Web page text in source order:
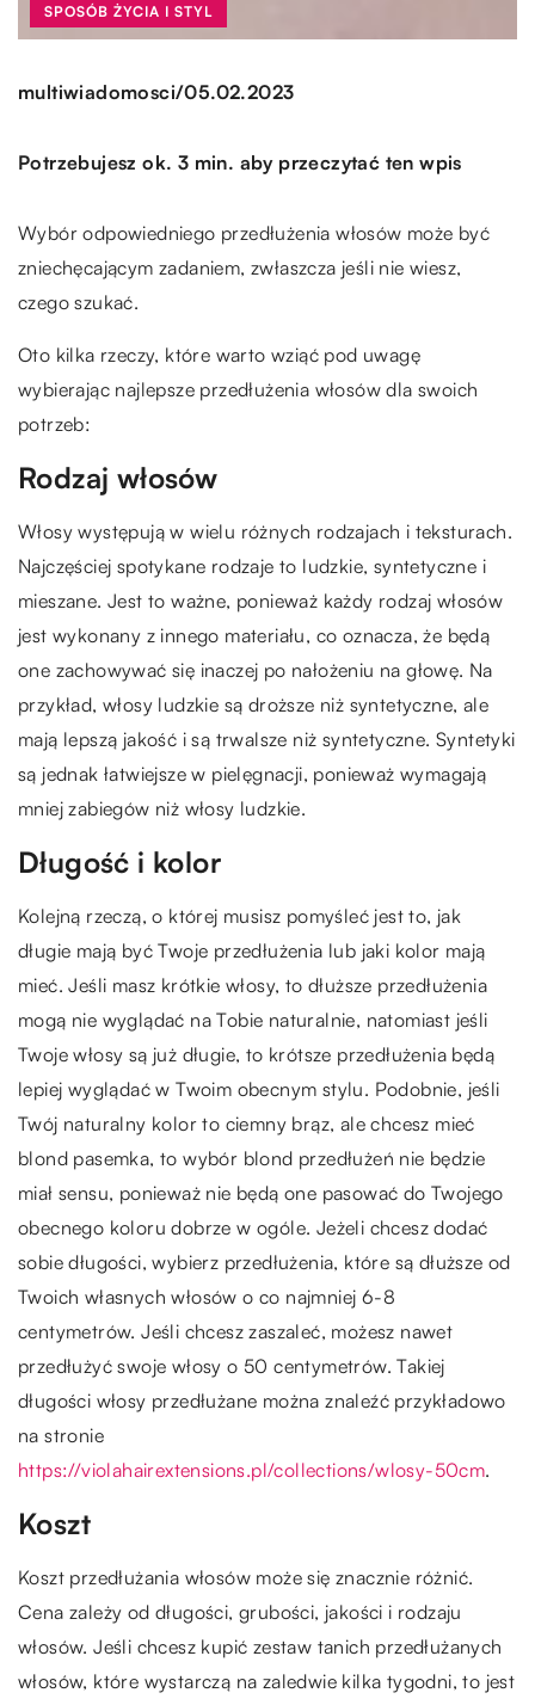
SPOSÓB ŻYCIA I STYL
multiwiadomosci/05.02.2023
Potrzebujesz ok. 3 min. aby przeczytać ten wpis
Wybór odpowiedniego przedłużenia włosów może być
zniechęcającym zadaniem, zwłaszcza jeśli nie wiesz,
czego szukać.
Oto kilka rzeczy, które warto wziąć pod uwagę
wybierając najlepsze przedłużenia włosów dla swoich
potrzeb:
Rodzaj włosów
Włosy występują w wielu różnych rodzajach i teksturach.
Najczęściej spotykane rodzaje to ludzkie, syntetyczne i
mieszane. Jest to ważne, ponieważ każdy rodzaj włosów
jest wykonany z innego materiału, co oznacza, że będą
one zachowywać się inaczej po nałożeniu na głowę. Na
przykład, włosy ludzkie są droższe niż syntetyczne, ale
mają lepszą jakość i są trwalsze niż syntetyczne. Syntetyki
są jednak łatwiejsze w pielęgnacji, ponieważ wymagają
mniej zabiegów niż włosy ludzkie.
Długość i kolor
Kolejną rzeczą, o której musisz pomyśleć jest to, jak
długie mają być Twoje przedłużenia lub jaki kolor mają
mieć. Jeśli masz krótkie włosy, to dłuższe przedłużenia
mogą nie wyglądać na Tobie naturalnie, natomiast jeśli
Twoje włosy są już długie, to krótsze przedłużenia będą
lepiej wyglądać w Twoim obecnym stylu. Podobnie, jeśli
Twój naturalny kolor to ciemny brąz, ale chcesz mieć
blond pasemka, to wybór blond przedłużeń nie będzie
miał sensu, ponieważ nie będą one pasować do Twojego
obecnego koloru dobrze w ogóle. Jeżeli chcesz dodać
sobie długości, wybierz przedłużenia, które są dłuższe od
Twoich własnych włosów o co najmniej 6-8
centymetrów. Jeśli chcesz zaszaleć, możesz nawet
przedłużyć swoje włosy o 50 centymetrów. Takiej
długości włosy przedłużane można znaleźć przykładowo
na stronie
https://violahairextensions.pl/collections/wlosy-50cm.
Koszt
Koszt przedłużania włosów może się znacznie różnić.
Cena zależy od długości, grubości, jakości i rodzaju
włosów. Jeśli chcesz kupić zestaw tanich przedłużanych
włosów, które wystarczą na zaledwie kilka tygodni, to jest